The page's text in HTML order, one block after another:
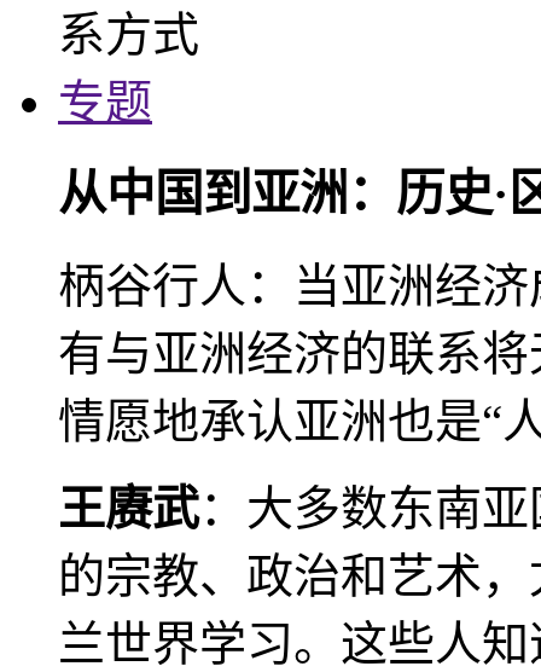
专题
从中国到亚洲：历史·
柄谷行人：当亚洲经
有与亚洲经济的联系
情愿地承认亚洲也是“
王赓武：大多数东南
的宗教、政治和艺术
兰世界学习。这些人